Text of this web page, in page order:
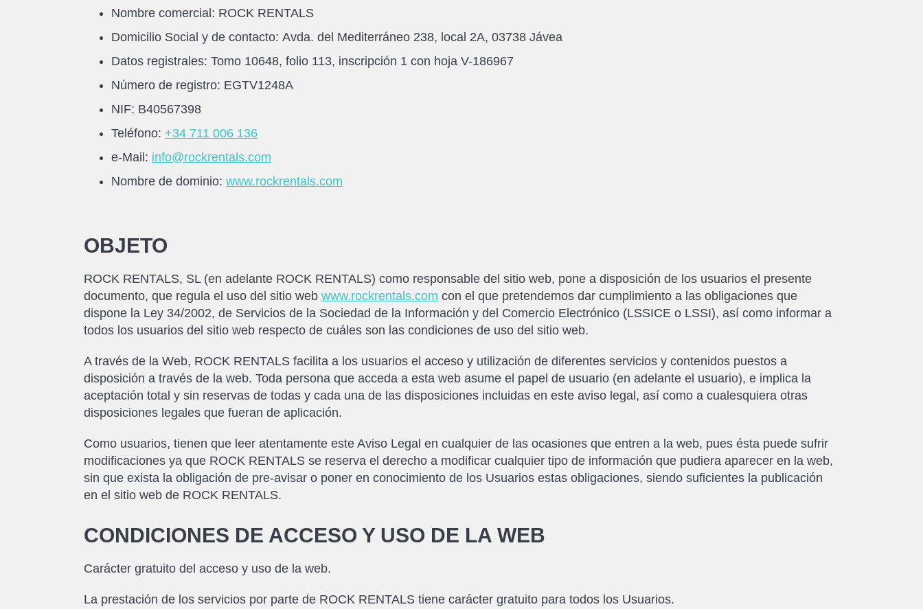
Nombre comercial: ROCK RENTALS
Domicilio Social y de contacto: Avda. del Mediterráneo 238, local 2A, 03738 Jávea
Datos registrales: Tomo 10648, folio 113, inscripción 1 con hoja V-186967
Número de registro: EGTV1248A
NIF: B40567398
Teléfono: +34 711 006 136
e-Mail: info@rockrentals.com
Nombre de dominio: www.rockrentals.com
OBJETO
ROCK RENTALS, SL (en adelante ROCK RENTALS) como responsable del sitio web, pone a disposición de los usuarios el presente
documento, que regula el uso del sitio web www.rockrentals.com con el que pretendemos dar cumplimiento a las obligaciones que
dispone la Ley 34/2002, de Servicios de la Sociedad de la Información y del Comercio Electrónico (LSSICE o LSSI), así como informar a
todos los usuarios del sitio web respecto de cuáles son las condiciones de uso del sitio web.
A través de la Web, ROCK RENTALS facilita a los usuarios el acceso y utilización de diferentes servicios y contenidos puestos a
disposición a través de la web. Toda persona que acceda a esta web asume el papel de usuario (en adelante el usuario), e implica la
aceptación total y sin reservas de todas y cada una de las disposiciones incluidas en este aviso legal, así como a cualesquiera otras
disposiciones legales que fueran de aplicación.
Como usuarios, tienen que leer atentamente este Aviso Legal en cualquier de las ocasiones que entren a la web, pues ésta puede sufrir
modificaciones ya que ROCK RENTALS se reserva el derecho a modificar cualquier tipo de información que pudiera aparecer en la web,
sin que exista la obligación de pre-avisar o poner en conocimiento de los Usuarios estas obligaciones, siendo suficientes la publicación
en el sitio web de ROCK RENTALS.
CONDICIONES DE ACCESO Y USO DE LA WEB
Carácter gratuito del acceso y uso de la web.
La prestación de los servicios por parte de ROCK RENTALS tiene carácter gratuito para todos los Usuarios.